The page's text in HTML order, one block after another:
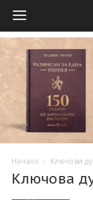
Начало Ключови
Ключова